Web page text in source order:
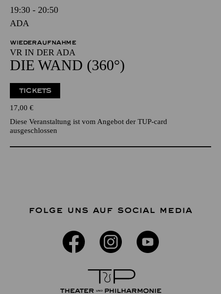
19:30 - 20:50
ADA
WIEDERAUFNAHME
VR IN DER ADA
DIE WAND (360°)
TICKETS
17,00 €
Diese Veranstaltung ist vom Angebot der TUP-card
ausgeschlossen
FOLGE UNS AUF SOCIAL MEDIA